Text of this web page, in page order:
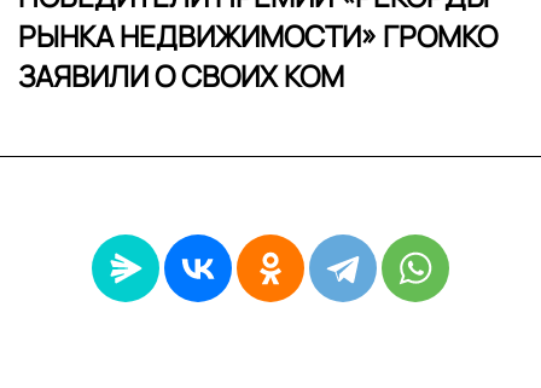
РЫНКА НЕДВИЖИМОСТИ» ГРОМКО
ЗАЯВИЛИ О СВОИХ КОМ